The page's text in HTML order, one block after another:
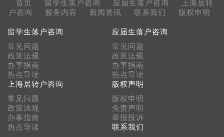
首页 留学生落户咨询 应届生落户咨询
上海居转
户咨询
服务内容 新闻资讯 联系我们 版权申明
留学生落户咨询
常见问题
政策法规
办事指南
热点导读
应届生落户咨询
常见问题
政策法规
办事指南
热点导读
上海居转户咨询
常见问题
政策法规
办事指南
热点导读
版权声明
版权申明
免责声明
举报投诉
联系我们